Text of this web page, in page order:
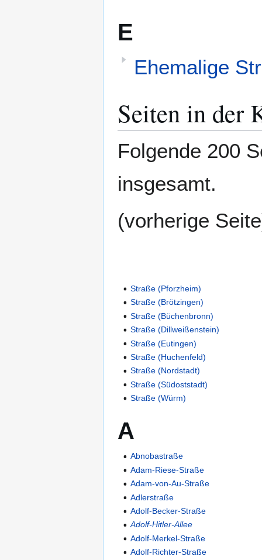
E
Ehemalige
Seiten in der
Folgende 200
insgesamt.
(vorherige
Straße (Pforzheim)
Straße (Brötzingen)
Straße (Büchenbronn)
Straße (Dillweißenstein)
Straße (Eutingen)
Straße (Huchenfeld)
Straße (Nordstadt)
Straße (Südoststadt)
Straße (Würm)
A
Abnobastraße
Adam-Riese-Straße
Adam-von-Au-Straße
Adlerstraße
Adolf-Becker-Straße
Adolf-Hitler-Allee
Adolf-Merkel-Straße
Adolf-Richter-Straße